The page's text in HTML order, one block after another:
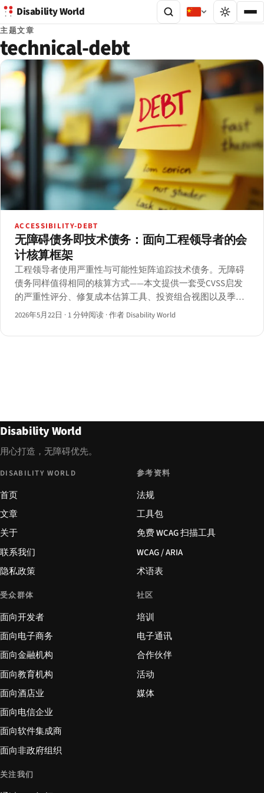
Disability World
主题文章
technical-debt
ACCESSIBILITY-DEBT
无障碍债务即技术债务：面向工程领导者的会
计核算框架
工程领导者使用严重性与可能性矩阵追踪技术债务。无障碍
债务同样值得相同的核算方式——本文提供一套受CVSS启发
的严重性评分、修复成本估算工具、投资组合视图以及季度
燃尽仪表板，并附三个行业案例。
2026年5月22日 · 1 分钟阅读 ·作者 Disability World
Disability World
用心打造，无障碍优先。
DISABILITY WORLD
首页
文章
关于
联系我们
隐私政策
参考资料
法规
工具包
免费 WCAG 扫描工具
WCAG / ARIA
术语表
受众群体
面向开发者
面向电子商务
面向金融机构
面向教育机构
面向酒店业
面向电信企业
面向软件集成商
面向非政府组织
社区
培训
电子通讯
合作伙伴
活动
媒体
关注我们